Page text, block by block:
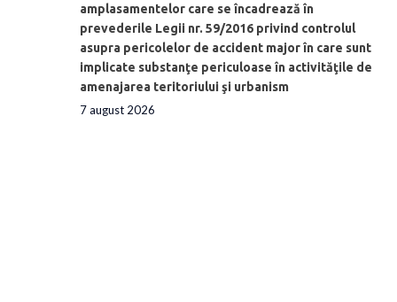
amplasamentelor care se încadrează în
prevederile Legii nr. 59/2016 privind controlul
asupra pericolelor de accident major în care sunt
implicate substanţe periculoase în activităţile de
amenajarea teritoriului şi urbanism
7 august 2026